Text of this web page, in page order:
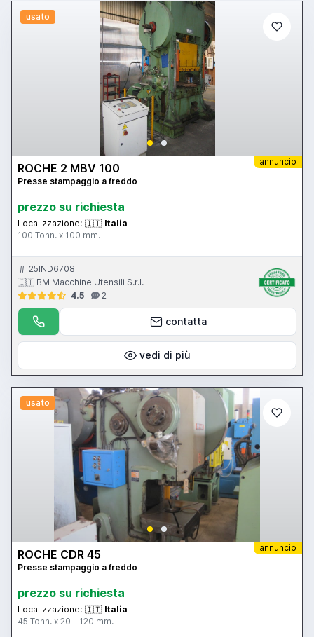
usato
annuncio
ROCHE 2 MBV 100
Presse stampaggio a freddo
prezzo su richiesta
Localizzazione: 🇮🇹 Italia
100 Tonn. x 100 mm.
25IND6708
🇮🇹 BM Macchine Utensili S.r.l.
4.5
2
contatta
vedi di più
usato
annuncio
ROCHE CDR 45
Presse stampaggio a freddo
prezzo su richiesta
Localizzazione: 🇮🇹 Italia
45 Tonn. x 20 - 120 mm.